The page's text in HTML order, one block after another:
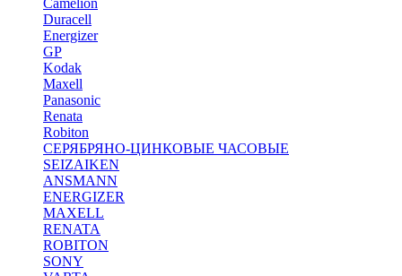
Camelion
Duracell
Energizer
GP
Kodak
Maxell
Panasonic
Renata
Robiton
СЕРЯБРЯНО-ЦИНКОВЫЕ ЧАСОВЫЕ
SEIZAIKEN
ANSMANN
ENERGIZER
MAXELL
RENATA
ROBITON
SONY